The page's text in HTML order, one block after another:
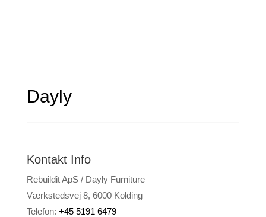
Dayly
Kontakt Info
Rebuildit ApS / Dayly Furniture
Værkstedsvej 8, 6000 Kolding
Telefon: +45 5191 6479